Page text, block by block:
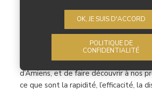
OK, JE SUIS D'ACCORD
POLITIQUE DE
CONFIDENTIALITÉ
de vente marque la 16e ouverture de
l’économie locale en employant des
issus de la région. « Nous sommes
au dynamisme économique de
d’Amiens, et de faire découvrir à nos
ce que sont la rapidité, l’efficacité, la